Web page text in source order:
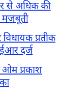
से अधिक की
मजबूती
प्रतीक
दर्ज
ओम प्रकाश